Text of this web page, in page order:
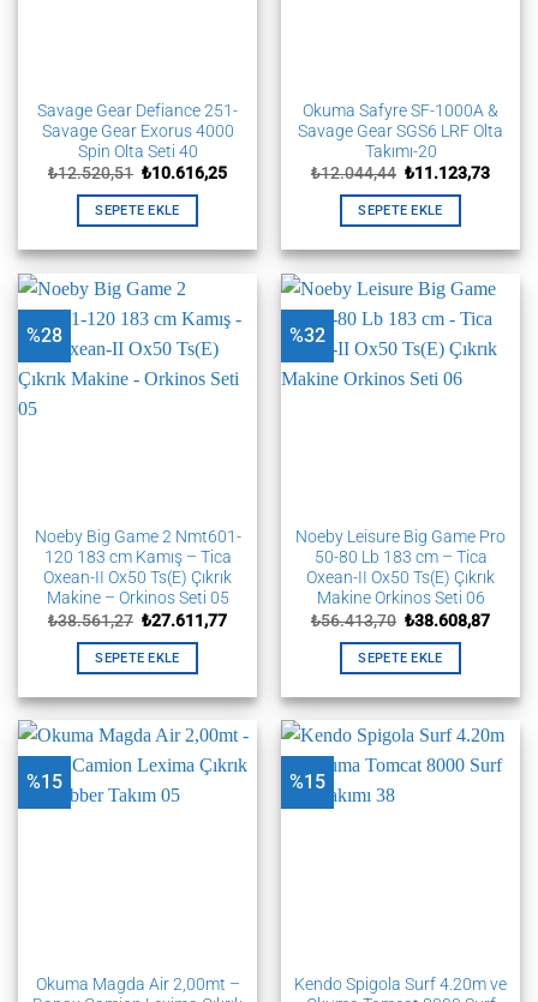
Savage Gear Defiance 251-
Savage Gear Exorus 4000
Spin Olta Seti 40
₺12.520,51 Orijinal
₺12.520,51.
₺10.616,25Şu
SEPETE EKLE
Okuma Safyre SF-1000A &
Savage Gear SGS6 LRF Olta
Takımı-20
₺12.044,44 Orijinal
₺12.044,44.
₺11.123,73Şu
SEPETE EKLE
%28
Noeby Big Game 2 Nmt601-
120 183 cm Kamış – Tica
Oxean-II Ox50 Ts(E) Çıkrık
Makine – Orkinos Seti 05
₺38.561,27 Orijinal
₺38.561,27.
₺27.611,77Şu
SEPETE EKLE
%32
Noeby Leisure Big Game Pro
50-80 Lb 183 cm – Tica
Oxean-II Ox50 Ts(E) Çıkrık
Makine Orkinos Seti 06
₺56.413,70 Orijinal
₺56.413,70.
₺38.608,87Şu
SEPETE EKLE
%15
Okuma Magda Air 2,00mt –
%15
Kendo Spigola Surf 4.20m ve